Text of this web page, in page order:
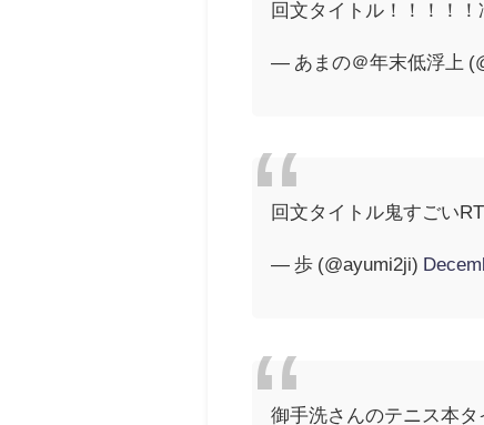
回文タイトル！！！！！
— あまの＠年末低浮上
回文タイトル鬼すごいRT
— 歩 (@ayumi2ji)
御手洗さんのテニス本